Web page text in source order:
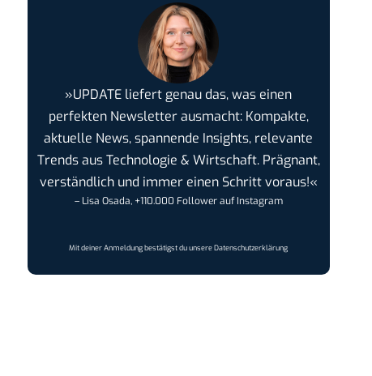
»UPDATE liefert genau das, was einen
perfekten Newsletter ausmacht: Kompakte,
aktuelle News, spannende Insights, relevante
Trends aus Technologie & Wirtschaft. Prägnant,
verständlich und immer einen Schritt voraus!«
– Lisa Osada, +110.000 Follower auf Instagram
Mit deiner Anmeldung bestätigst du unsereDatenschutzerklärung